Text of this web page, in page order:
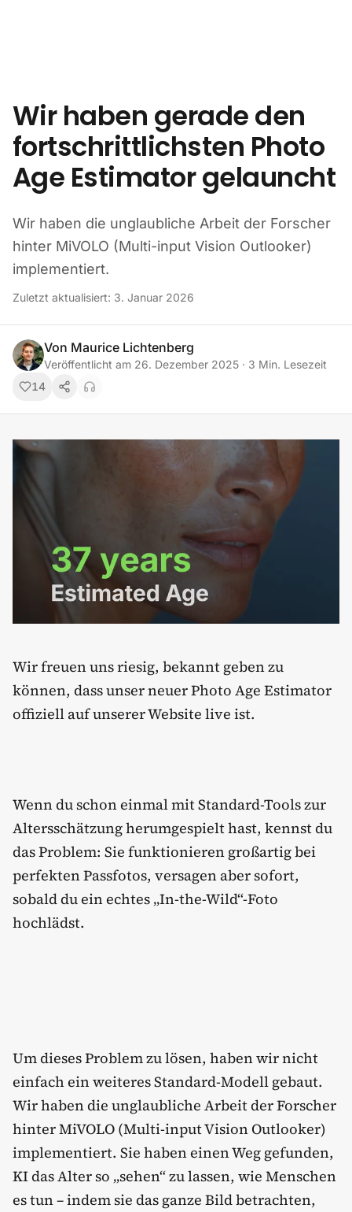
Wir haben gerade den
fortschrittlichsten Photo
Age Estimator gelauncht
Wir haben die unglaubliche Arbeit der Forscher
hinter MiVOLO (Multi-input Vision Outlooker)
implementiert.
Zuletzt aktualisiert: 3. Januar 2026
Von Maurice Lichtenberg
Veröffentlicht am 26. Dezember 2025 · 3 Min. Lesezeit
14
Wir freuen uns riesig, bekannt geben zu
können, dass unser neuer Photo Age Estimator
offiziell auf unserer Website live ist.
Wenn du schon einmal mit Standard-Tools zur
Altersschätzung herumgespielt hast, kennst du
das Problem: Sie funktionieren großartig bei
perfekten Passfotos, versagen aber sofort,
sobald du ein echtes „In-the-Wild“-Foto
hochlädst.
Um dieses Problem zu lösen, haben wir nicht
einfach ein weiteres Standard-Modell gebaut.
Wir haben die unglaubliche Arbeit der Forscher
hinter MiVOLO (Multi-input Vision Outlooker)
implementiert. Sie haben einen Weg gefunden,
KI das Alter so „sehen“ zu lassen, wie Menschen
es tun – indem sie das ganze Bild betrachten,